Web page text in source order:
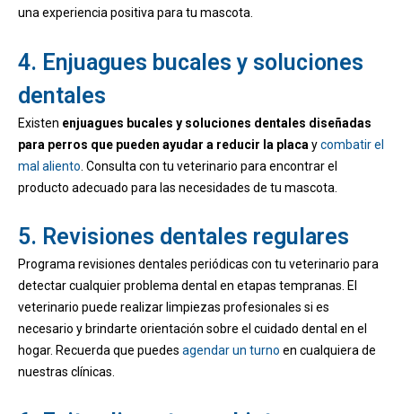
una experiencia positiva para tu mascota.
4. Enjuagues bucales y soluciones
dentales
Existen enjuagues bucales y soluciones dentales diseñadas
para perros que pueden ayudar a reducir la placa ycombatir el
mal aliento . Consulta con tu veterinario para encontrar el
producto adecuado para las necesidades de tu mascota.
5. Revisiones dentales regulares
Programa revisiones dentales periódicas con tu veterinario para
detectar cualquier problema dental en etapas tempranas. El
veterinario puede realizar limpiezas profesionales si es
necesario y brindarte orientación sobre el cuidado dental en el
hogar. Recuerda que puedes agendar un turno en cualquiera de
nuestras clínicas.